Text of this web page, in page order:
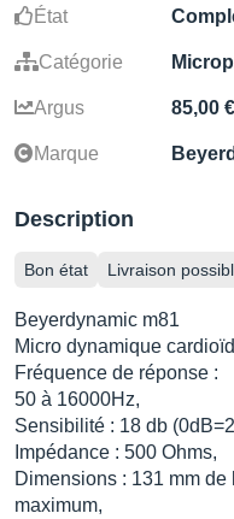
État
Catégorie
Argus 85,00 €
Marque
Description
Bon état Livraison
Beyerdynamic m81
Micro dynamique
Fréquence de réponse :
50 à 16000Hz,
Sensibilité : 18 db
Impédance : 500 Ohms,
Dimensions : 131 mm
maximum,